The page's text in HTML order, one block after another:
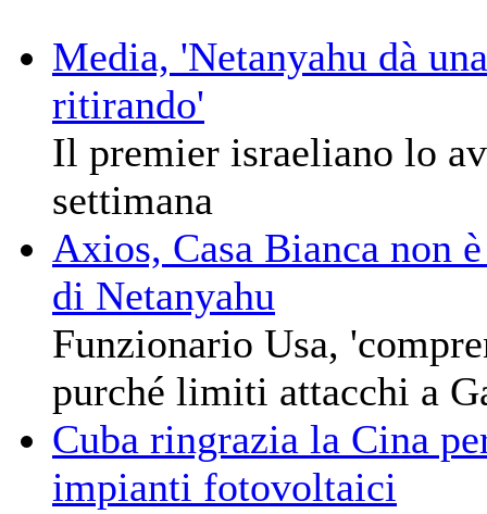
Media, 'Netanyahu dà
ritirando'
Il premier israeliano lo
settimana
Axios, Casa Bianca non
di Netanyahu
Funzionario Usa,
purché limiti attacchi a
Cuba ringrazia la Cina
impianti fotovoltaici